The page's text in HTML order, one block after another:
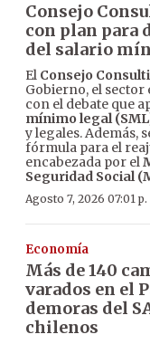
Consejo
con plan para
del salario
El Consejo
Gobierno, el
con el debate que
mínimo legal
y legales. Además,
fórmula para el
encabezada por el
Seguridad Social
Agosto 7, 2026 07:01 p.
Economía
Más de 140
varados en el
demoras del
chilenos